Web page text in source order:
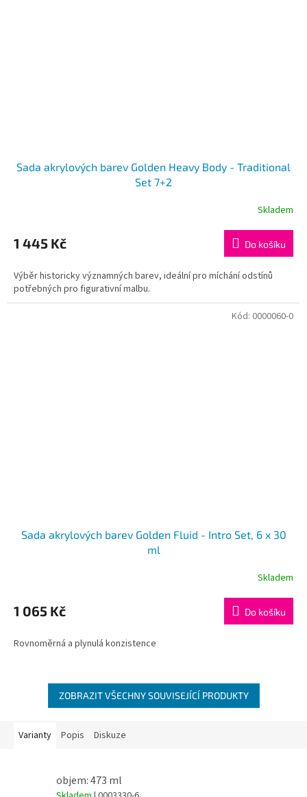
Sada akrylových barev Golden Heavy Body - Traditional
Set 7+2
Skladem
1 445 Kč Do košíku
Výběr historicky významných barev, ideální pro míchání odstínů
potřebných pro figurativní malbu.
Sada akrylových barev Golden Fluid - Intro Set, 6 x 30
ml
Skladem
1 065 Kč Do košíku
Rovnoměrná a plynulá konzistence
Kód: 0000060-0
ZOBRAZIT VŠECHNY SOUVISEJÍCÍ PRODUKTY
Varianty Popis Diskuze
objem: 473 ml